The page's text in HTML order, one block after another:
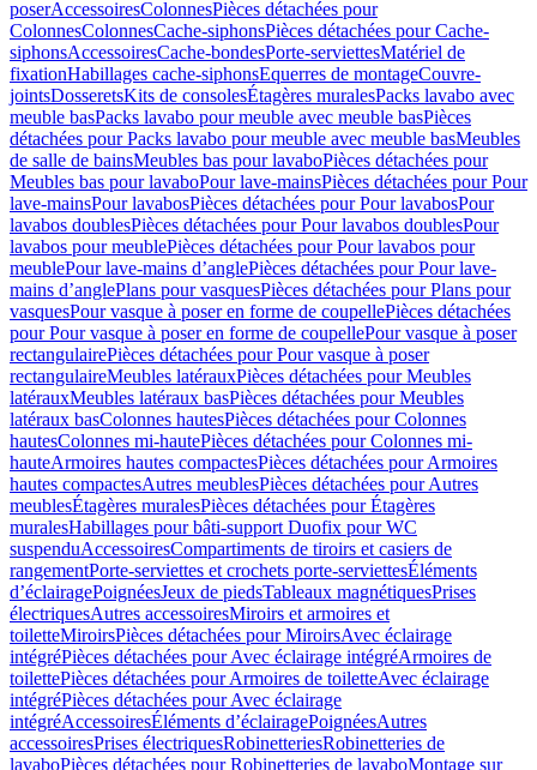
poserAccessoiresColonnesPièces détachées pour
ColonnesColonnesCache-siphonsPièces détachées pour Cache-
siphonsAccessoiresCache-bondesPorte-serviettesMatériel de
fixationHabillages cache-siphonsEquerres de montageCouvre-
jointsDosseretsKits de consolesÉtagères muralesPacks lavabo avec
meuble basPacks lavabo pour meuble avec meuble basPièces
détachées pour Packs lavabo pour meuble avec meuble basMeubles
de salle de bainsMeubles bas pour lavaboPièces détachées pour
Meubles bas pour lavaboPour lave-mainsPièces détachées pour Pour
lave-mainsPour lavabosPièces détachées pour Pour lavabosPour
lavabos doublesPièces détachées pour Pour lavabos doublesPour
lavabos pour meublePièces détachées pour Pour lavabos pour
meublePour lave-mains d’anglePièces détachées pour Pour lave-
mains d’anglePlans pour vasquesPièces détachées pour Plans pour
vasquesPour vasque à poser en forme de coupellePièces détachées
pour Pour vasque à poser en forme de coupellePour vasque à poser
rectangulairePièces détachées pour Pour vasque à poser
rectangulaireMeubles latérauxPièces détachées pour Meubles
latérauxMeubles latéraux basPièces détachées pour Meubles
latéraux basColonnes hautesPièces détachées pour Colonnes
hautesColonnes mi-hautePièces détachées pour Colonnes mi-
hauteArmoires hautes compactesPièces détachées pour Armoires
hautes compactesAutres meublesPièces détachées pour Autres
meublesÉtagères muralesPièces détachées pour Étagères
muralesHabillages pour bâti-support Duofix pour WC
suspenduAccessoiresCompartiments de tiroirs et casiers de
rangementPorte-serviettes et crochets porte-serviettesÉléments
d’éclairagePoignéesJeux de piedsTableaux magnétiquesPrises
électriquesAutres accessoiresMiroirs et armoires et
toiletteMiroirsPièces détachées pour MiroirsAvec éclairage
intégréPièces détachées pour Avec éclairage intégréArmoires de
toilettePièces détachées pour Armoires de toiletteAvec éclairage
intégréPièces détachées pour Avec éclairage
intégréAccessoiresÉléments d’éclairagePoignéesAutres
accessoiresPrises électriquesRobinetteriesRobinetteries de
lavaboPièces détachées pour Robinetteries de lavaboMontage sur